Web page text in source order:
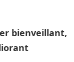
bienveillant,